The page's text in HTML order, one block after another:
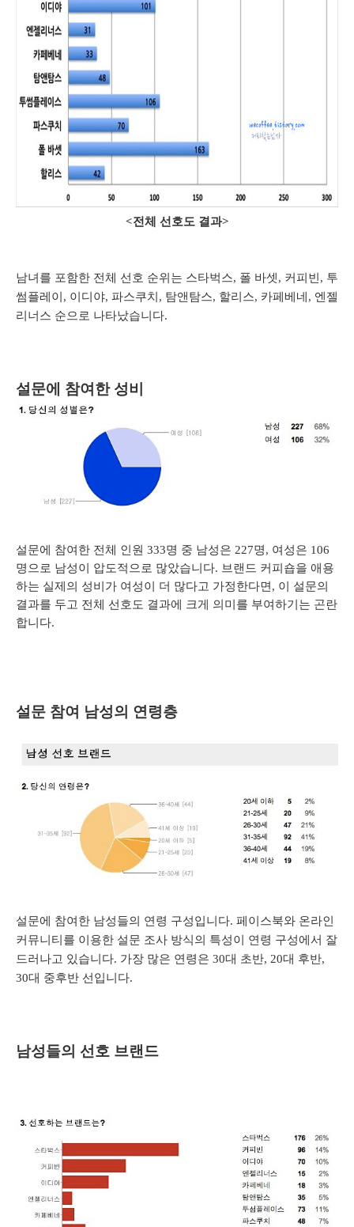
<전체 선호도 결과>
남녀를 포함한 전체 선호 순위는 스타벅스, 폴 바셋, 커피빈, 투
썸플레이, 이디야, 파스쿠치, 탐앤탐스, 할리스, 카페베네, 엔젤
리너스 순으로 나타났습니다.
설문에 참여한 성비
설문에 참여한 전체 인원 333명 중 남성은 227명, 여성은 106
명으로 남성이 압도적으로 많았습니다. 브랜드 커피숍을 애용
하는 실제의 성비가 여성이 더 많다고 가정한다면, 이 설문의
결과를 두고 전체 선호도 결과에 크게 의미를 부여하기는 곤란
합니다.
설문 참여 남성의 연령층
설문에 참여한 남성들의 연령 구성입니다. 페이스북와 온라인
커뮤니티를 이용한 설문 조사 방식의 특성이 연령 구성에서 잘
드러나고 있습니다. 가장 많은 연령은 30대 초반, 20대 후반,
30대 중후반 선입니다.
남성들의 선호 브랜드